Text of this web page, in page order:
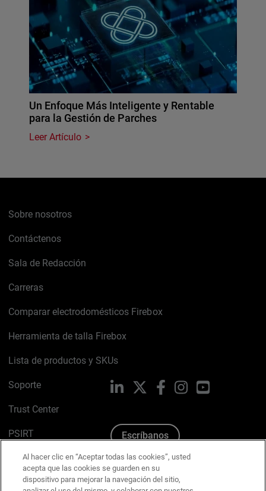
Un Enfoque Más Inteligente y Rentable
para la Gestión de Parches
Leer Artículo
Sobre nosotros
Contáctenos
Sala de Redacción
Carreras
Comparar electrodomésticos Firebox
Herramienta de talla Firebox
Lista de productos y SKUs
Soporte
Trust Center
PSIRT
Política de cookies
Política de privacidad
LinkedIn FacebookInstagramYouTube
Escríbanos
Al hacer clic en “Aceptar todas las cookies”, usted
acepta que las cookies se guarden en su
dispositivo para mejorar la navegación del sitio,